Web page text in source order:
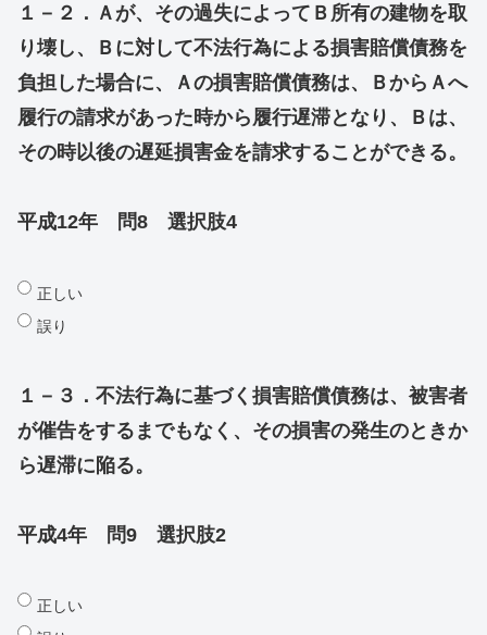
１－２．Ａが、その過失によってＢ所有の建物を取
り壊し、Ｂに対して不法行為による損害賠償債務を
負担した場合に、Ａの損害賠償債務は、ＢからＡへ
履行の請求があった時から履行遅滞となり、Ｂは、
その時以後の遅延損害金を請求することができる。
平成12年 問8 選択肢4
正しい
誤り
１－３．不法行為に基づく損害賠償債務は、被害者
が催告をするまでもなく、その損害の発生のときか
ら遅滞に陥る。
平成4年 問9 選択肢2
正しい